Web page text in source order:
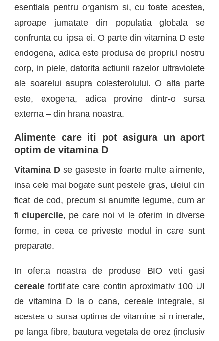
ORGANISM
esentiala pentru organism si, cu toate acestea,
aproape jumatate din populatia globala se
confrunta cu lipsa ei. O parte din vitamina D este
endogena, adica este produsa de propriul nostru
corp, in piele, datorita actiunii razelor ultraviolete
ale soarelui asupra colesterolului. O alta parte
este, exogena, adica provine dintr-o sursa
externa – din hrana noastra.
Alimente care iti pot asigura un aport
optim de vitamina D
Vitamina D se gaseste in foarte multe alimente,
insa cele mai bogate sunt pestele gras, uleiul din
ficat de cod, precum si anumite legume, cum ar
ficiupercile, pe care noi vi le oferim in diverse
forme, in ceea ce priveste modul in care sunt
preparate.
In oferta noastra de produse BIO veti gasi
cereale fortifiate care contin aproximativ 100 UI
de vitamina D la o cana, cereale integrale, si
acestea o sursa optima de vitamine si minerale,
pe langa fibre, bautura vegetala de orez (inclusiv